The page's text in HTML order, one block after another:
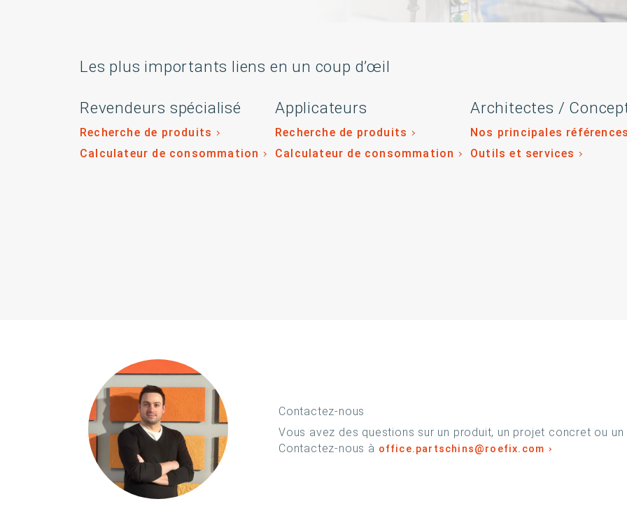
Les plus importants liens en un coup d’œil
Revendeurs spécialisé
Recherche de produits
Calculateur de consommation
Applicateurs
Recherche de produits
Calculateur de consommation
Architectes /
Nos principales
Outils et services
Contactez-nous
Vous avez des questions sur un produit, un projet concret ou
Contactez-nous à office.partschins@roefix.com